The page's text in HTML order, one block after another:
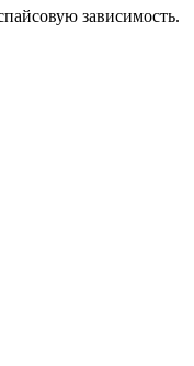
зависимость.